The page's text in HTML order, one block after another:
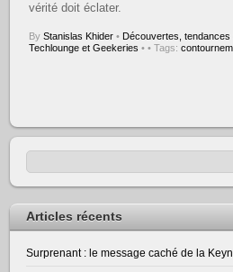
vérité doit éclater.
ByStanislas Khider • Découvertes, tendances
Techlounge et Geekeries • • Tags:
Articles récents
Surprenant : le message caché de la